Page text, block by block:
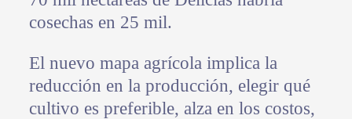
cosechas en 25 mil.
El nuevo mapa agrícola implica la
reducción en la producción, elegir qué
cultivo es preferible, alza en los costos,